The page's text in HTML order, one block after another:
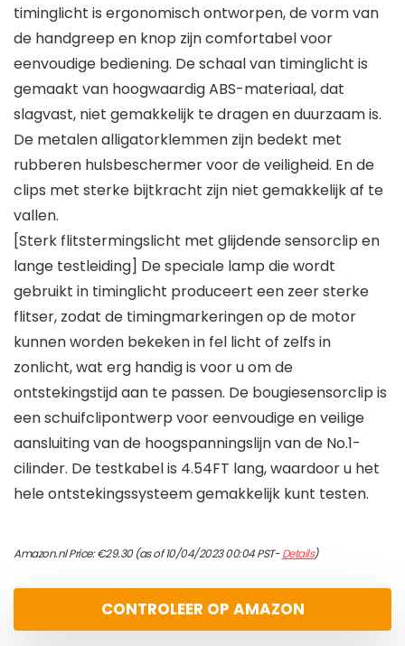
timinglicht is ergonomisch ontworpen, de vorm van
de handgreep en knop zijn comfortabel voor
eenvoudige bediening. De schaal van timinglicht is
gemaakt van hoogwaardig ABS-materiaal, dat
slagvast, niet gemakkelijk te dragen en duurzaam is.
De metalen alligatorklemmen zijn bedekt met
rubberen hulsbeschermer voor de veiligheid. En de
clips met sterke bijtkracht zijn niet gemakkelijk af te
vallen.
[Sterk flitstermingslicht met glijdende sensorclip en
lange testleiding] De speciale lamp die wordt
gebruikt in timinglicht produceert een zeer sterke
flitser, zodat de timingmarkeringen op de motor
kunnen worden bekeken in fel licht of zelfs in
zonlicht, wat erg handig is voor u om de
ontstekingstijd aan te passen. De bougiesensorclip is
een schuifclipontwerp voor eenvoudige en veilige
aansluiting van de hoogspanningslijn van de No.1-
cilinder. De testkabel is 4.54FT lang, waardoor u het
hele ontstekingssysteem gemakkelijk kunt testen.
Amazon.nl Price:€29.30(as of 10/04/2023 00:04 PST-Details)
CONTROLEER OP AMAZON